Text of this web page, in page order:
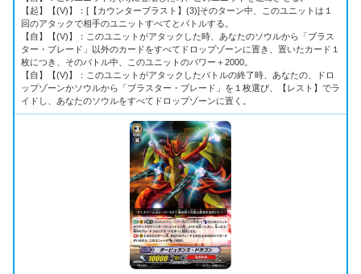
【起】【(V)】：[【カウンターブラスト】(3)]そのターン中、このユニットは１
回のアタックで相手のユニットすべてとバトルする。
【自】【(V)】：このユニットがアタックした時、あなたのソウルから「ブラス
ター・ブレード」以外のカードをすべてドロップゾーンに置き、置いたカード１
枚につき、そのバトル中、このユニットのパワー＋2000。
【自】【(V)】：このユニットがアタックしたバトルの終了時、あなたの、ドロ
ップゾーンかソウルから「ブラスター・ブレード」を１枚選び、【レスト】でラ
イドし、あなたのソウルをすべてドロップゾーンに置く。